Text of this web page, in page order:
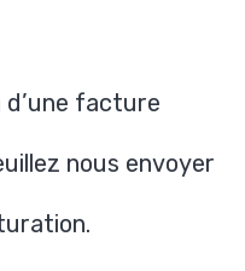
d’une facture
nous envoyer